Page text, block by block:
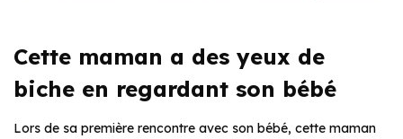
Cette maman a des yeux de
biche en regardant son bébé
Lors de sa première rencontre avec son bébé, cette maman